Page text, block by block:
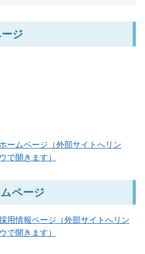
ジ
ームページ（外部サイトへリン
で開きます）
ページ
用情報ページ（外部サイトへリン
で開きます）